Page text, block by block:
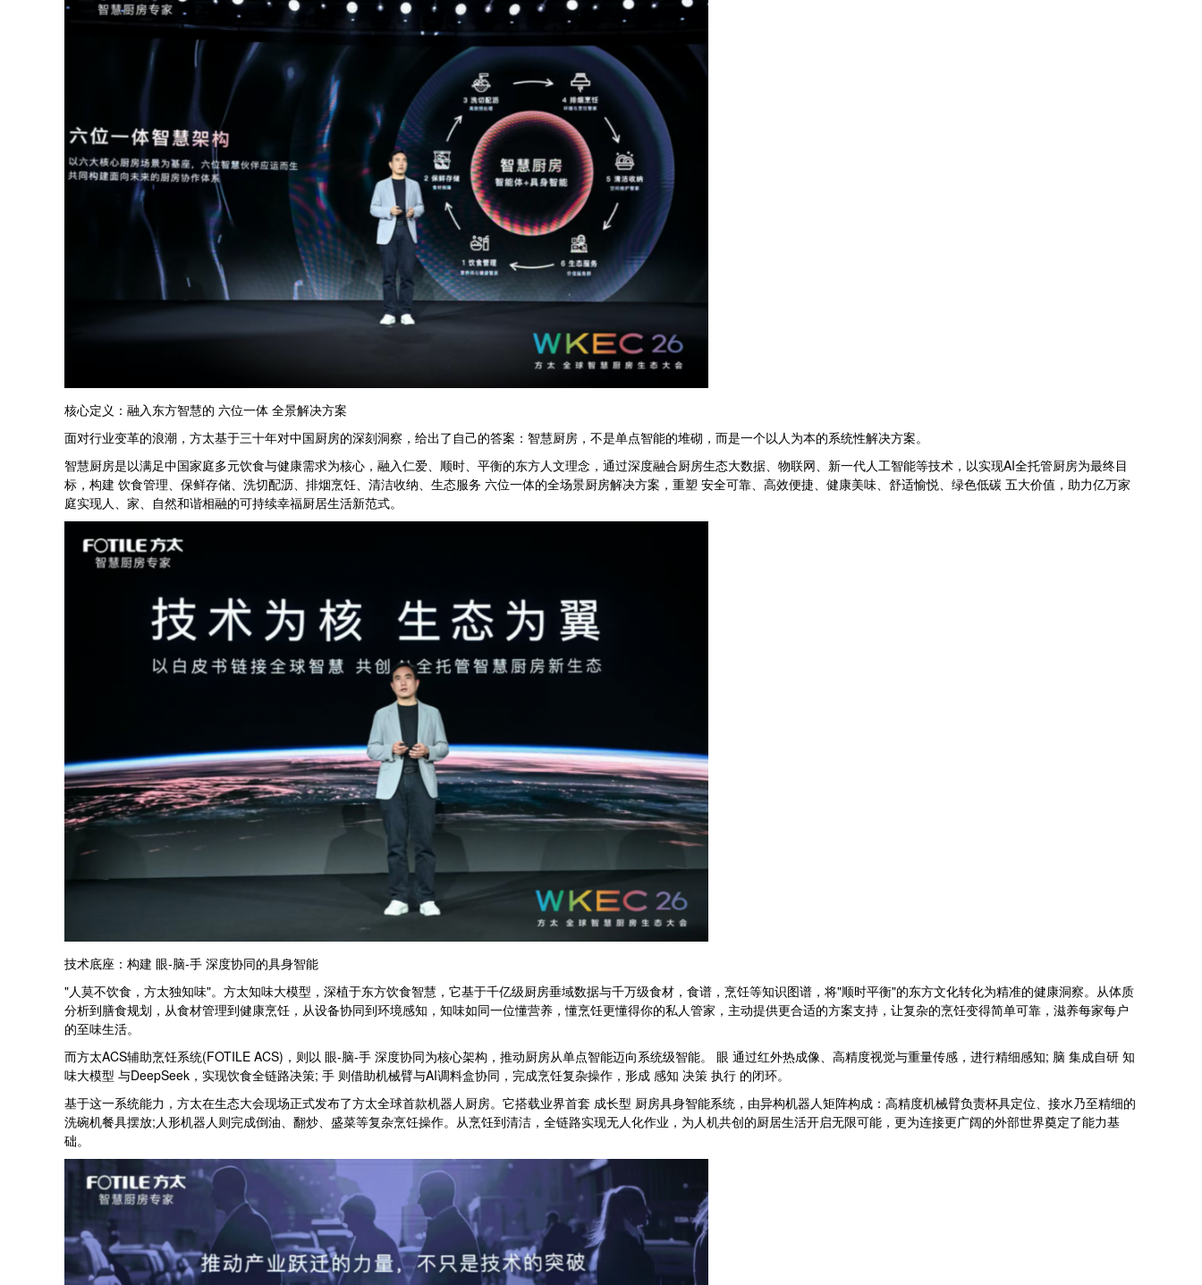
核心定义：融入东方智慧的 六位一体 全景解决方案
面对行业变革的浪潮，方太基于三十年对中国厨房的深刻洞察，给出了自己的答案：智慧厨房，不是单点智能的堆砌，而是一个以人为本的系统性解决方案。
智慧厨房是以满足中国家庭多元饮食与健康需求为核心，融入仁爱、顺时、平衡的东方人文理念，通过深度融合厨房生态大数据、物联网、新一代人工智能等技术，以实现AI全托管厨房为最终目
标，构建 饮食管理、保鲜存储、洗切配沥、排烟烹饪、清洁收纳、生态服务 六位一体的全场景厨房解决方案，重塑 安全可靠、高效便捷、健康美味、舒适愉悦、绿色低碳 五大价值，助力亿万家
庭实现人、家、自然和谐相融的可持续幸福厨居生活新范式。
技术底座：构建 眼-脑-手 深度协同的具身智能
"人莫不饮食，方太独知味"。方太知味大模型，深植于东方饮食智慧，它基于千亿级厨房垂域数据与千万级食材，食谱，烹饪等知识图谱，将"顺时平衡"的东方文化转化为精准的健康洞察。从体质
分析到膳食规划，从食材管理到健康烹饪，从设备协同到环境感知，知味如同一位懂营养，懂烹饪更懂得你的私人管家，主动提供更合适的方案支持，让复杂的烹饪变得简单可靠，滋养每家每户
的至味生活。
而方太ACS辅助烹饪系统(FOTILE ACS)，则以 眼-脑-手 深度协同为核心架构，推动厨房从单点智能迈向系统级智能。 眼 通过红外热成像、高精度视觉与重量传感，进行精细感知; 脑 集成自研 知
味大模型 与DeepSeek，实现饮食全链路决策; 手 则借助机械臂与AI调料盒协同，完成烹饪复杂操作，形成 感知 决策 执行 的闭环。
基于这一系统能力，方太在生态大会现场正式发布了方太全球首款机器人厨房。它搭载业界首套 成长型 厨房具身智能系统，由异构机器人矩阵构成：高精度机械臂负责杯具定位、接水乃至精细的
洗碗机餐具摆放;人形机器人则完成倒油、翻炒、盛菜等复杂烹饪操作。从烹饪到清洁，全链路实现无人化作业，为人机共创的厨居生活开启无限可能，更为连接更广阔的外部世界奠定了能力基
础。